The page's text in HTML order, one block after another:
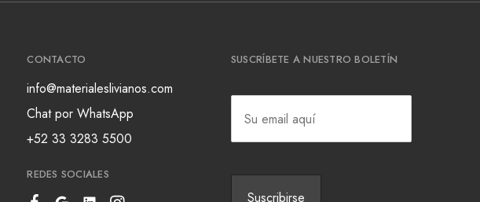
CONTACTO
info@materialeslivianos.com
Chat por WhatsApp
+52 33 3283 5500
REDES SOCIALES
SUSCRÍBETE A NUESTRO BOLETÍN